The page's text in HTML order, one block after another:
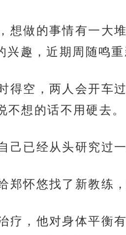
想做的事情有一大
趣，近期周随鸣重
得空，两人会开车
想的话不用硬去。
已经从头研究过
怀悠找了新教练
疗，他对身体平衡